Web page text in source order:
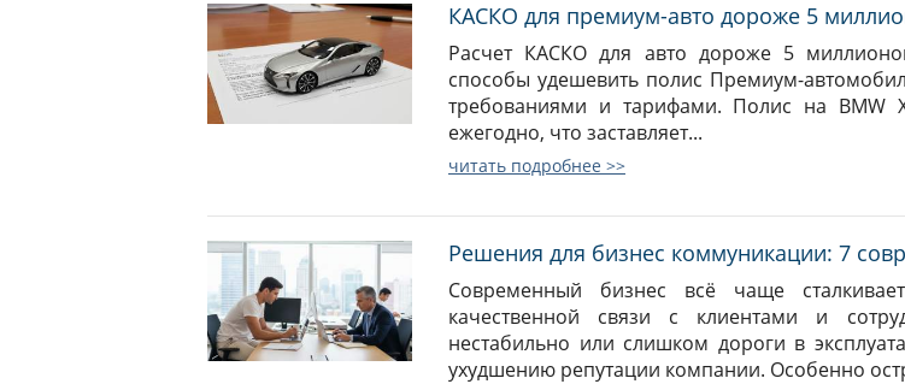
КАСКО для премиум-авто дороже 5
Расчет КАСКО для авто дороже 5
способы удешевить полис Премиум-
требованиями и тарифами. Полис на BMW
ежегодно, что заставляет...
читать подробнее >>
Решения для бизнес коммуникации: 7
Современный бизнес всё чаще
качественной связи с клиентами и
нестабильно или слишком дороги в
ухудшению репутации компании. Особенно